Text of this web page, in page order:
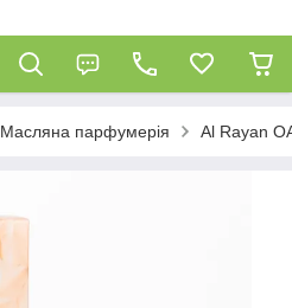
Масляна парфумерія Al Rayan